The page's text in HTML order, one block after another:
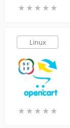
★ ★ ★ ★ ★
★ ★ ★ ★ ★
Linux
★ ★ ★ ★ ★
★ ★ ★ ★ ★